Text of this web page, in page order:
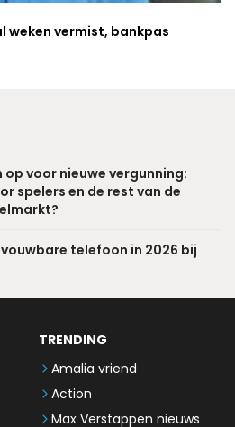
weken vermist, bankpas
op voor nieuwe vergunning:
spelers en de rest van de
telefoon in 2026 bij
TRENDING
Amalia vriend
Action
Max Verstappen nieuws